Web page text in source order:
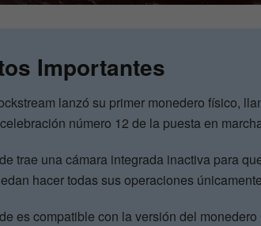
Importantes
lanzó su primer monedero físico,
número 12 de la puesta en
trae una cámara integrada inactiva para
hacer todas sus operaciones
es compatible con la versión del